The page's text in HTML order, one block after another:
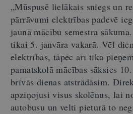
„Mūspusē lielākais sniegs un
pārrāvumi elektrības padevē
jaunā mācību semestra
tikai 5. janvāra vakarā. Vēl
elektrības, tāpēc arī tika
pamatskolā mācības sāksies
brīvās dienas atstrādāsim.
apziņojusi visus skolēnus, lai
autobusu un velti pieturā to